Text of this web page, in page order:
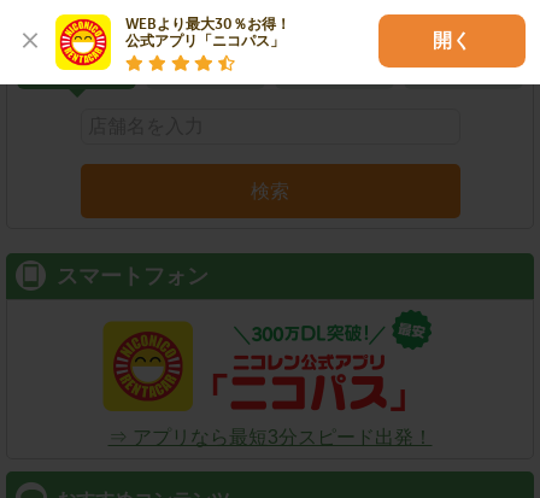
WEBより最大30％お得！
公式アプリ「ニコパス」
開く
店舗名 駅名 空港名
検索
スマートフォン
⇒ アプリなら最短3分スピード出発！